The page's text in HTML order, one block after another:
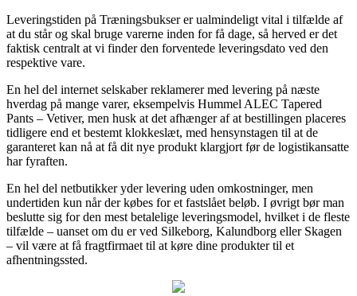
Leveringstiden på Træningsbukser er ualmindeligt vital i tilfælde af
at du står og skal bruge varerne inden for få dage, så herved er det
faktisk centralt at vi finder den forventede leveringsdato ved den
respektive vare.
En hel del internet selskaber reklamerer med levering på næste
hverdag på mange varer, eksempelvis Hummel ALEC Tapered
Pants – Vetiver, men husk at det afhænger af at bestillingen placeres
tidligere end et bestemt klokkeslæt, med hensynstagen til at de
garanteret kan nå at få dit nye produkt klargjort før de logistikansatte
har fyraften.
En hel del netbutikker yder levering uden omkostninger, men
undertiden kun når der købes for et fastslået beløb. I øvrigt bør man
beslutte sig for den mest betalelige leveringsmodel, hvilket i de fleste
tilfælde – uanset om du er ved Silkeborg, Kalundborg eller Skagen
– vil være at få fragtfirmaet til at køre dine produkter til et
afhentningssted.